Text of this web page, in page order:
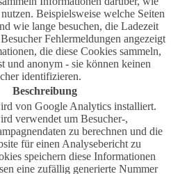
Beispielsweise welche Seiten
wie lange besuchen, die Ladezeit
Fehlermeldungen angezeigt
die diese Cookies sammeln,
und anonym - sie können keinen
identifizieren.
Beschreibung
von Google Analytics installiert.
verwendet um Besucher-,
zu berechnen und die
für einen Analysebericht zu
speichern diese Informationen
eine zufällig generierte Nummer